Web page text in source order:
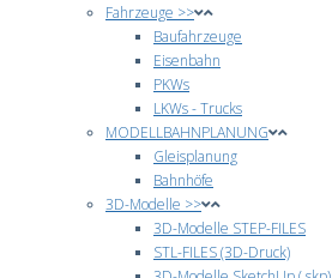
Fahrzeuge >>
Baufahrzeuge
Eisenbahn
PKWs
LKWs - Trucks
MODELLBAHNPLANUNG
Gleisplanung
Bahnhöfe
3D-Modelle >>
3D-Modelle STEP-FILES
STL-FILES (3D-Druck)